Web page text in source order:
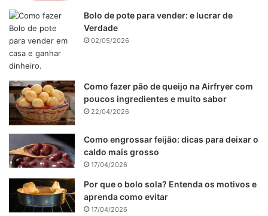
Bolo de pote para vender: e lucrar de
Verdade
02/05/2026
Como fazer pão de queijo na Airfryer com
poucos ingredientes e muito sabor
22/04/2026
Como engrossar feijão: dicas para deixar o
caldo mais grosso
17/04/2026
Por que o bolo sola? Entenda os motivos e
aprenda como evitar
17/04/2026